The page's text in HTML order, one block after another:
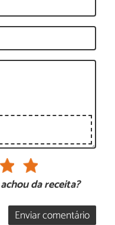
da receita?
Enviar comentário